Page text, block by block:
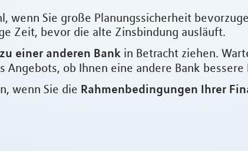
wenn Sie große Planungssicherheit
Zeit, bevor die alte Zinsbindung ausläuft.
einer anderen Bank in Betracht ziehen.
Angebots, ob Ihnen eine andere Bank
wenn Sie die Rahmenbedingungen Ihrer